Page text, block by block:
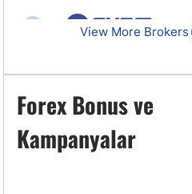
7
View More Brokers
Forex Bonus ve
Kampanyalar